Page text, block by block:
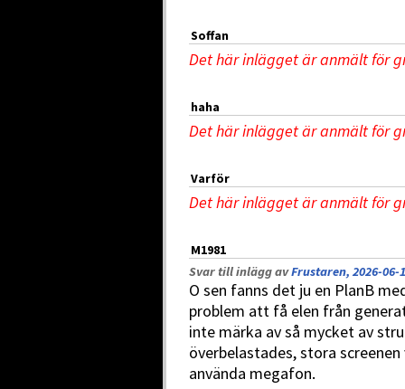
Soffan
Det här inlägget är anmält för
haha
Det här inlägget är anmält för
Varför
Det här inlägget är anmält för
M1981
Svar till inlägg avFrustaren, 2026-06-
O sen fanns det ju en PlanB
problem att få elen från
inte märka av så mycket av
överbelastades, stora
använda megafon.